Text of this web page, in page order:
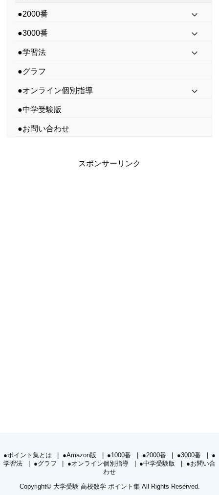
●2000番
●3000番
●学習法
●グラフ
●オンライン個別指導
●中学受験版
●お問い合わせ
スポンサーリンク
●ポイント集とは ●Amazon版 ●1000番 ●2000番 ●3000番
●
学習法
●グラフ ●オンライン個別指導 ●中学受験版
●お問い合
わせ
Copyright© 大学受験 高校数学 ポイント集All Rights Reserved.